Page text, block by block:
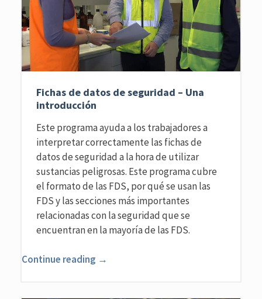
Fichas de datos de seguridad – Una
introducción
Este programa ayuda a los trabajadores a
interpretar correctamente las fichas de
datos de seguridad a la hora de utilizar
sustancias peligrosas. Este programa cubre
el formato de las FDS, por qué se usan las
FDS y las secciones más importantes
relacionadas con la seguridad que se
encuentran en la mayoría de las FDS.
Continue reading →